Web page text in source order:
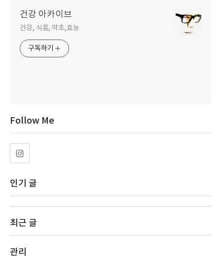
건강 아카이브
건강, 식품, 약초,효능
구독하기
Follow Me
인기 글
최근 글
관리